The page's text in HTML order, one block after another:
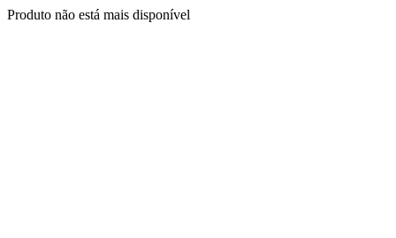
Produto não está mais disponível